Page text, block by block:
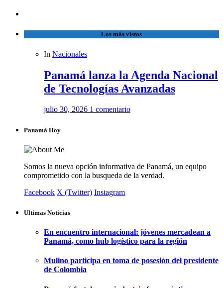
Los más vistos
In Nacionales
Panamá lanza la Agenda Nacional
de Tecnologías Avanzadas
julio 30, 2026 1 comentario
Panamá Hoy
Somos la nueva opción informativa de Panamá, un equipo
comprometido con la busqueda de la verdad.
Facebook X (Twitter) Instagram
Ultimas Noticias
En encuentro internacional: jóvenes mercadean a
Panamá, como hub logístico para la región
Mulino participa en toma de posesión del presidente
de Colombia